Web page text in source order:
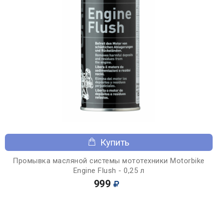
Купить
Промывка масляной системы мототехники Motorbike
Engine Flush - 0,25 л
999